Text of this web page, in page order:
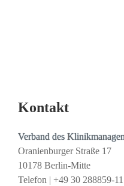
Kontakt
Verband des
Oranienburger Straße 17
10178 Berlin-Mitte
Telefon | +49 30 288859-11